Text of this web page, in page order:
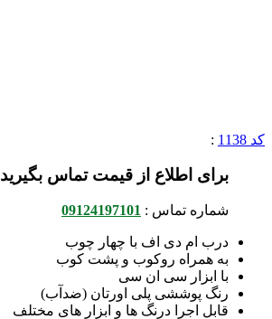
کد 1138 :
برای اطلاع از قیمت تماس بگیرید
شماره تماس : 09124197101
درب ام دی اف با چهار چوب
به همراه روکوب و پشت کوب
با ابزار سی ان سی
رنگ پوششی پلی اورتان (ضدآب)
قابل اجرا درنگ ها و ابزار های مختلف